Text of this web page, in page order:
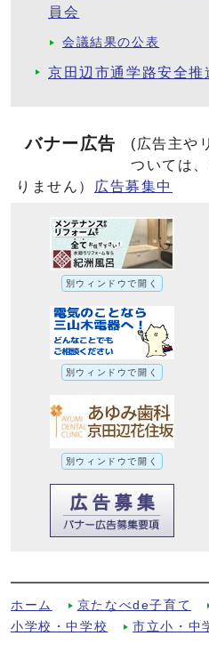
員会
会議結果の公表
京田辺市通学路安全推
バナー広告
(広告主や
ついては
りません）
広告募集中
別ウィンドウで開く
別ウィンドウで開く
別ウィンドウで開く
ホーム 京たなべde子育て
小学校・中学校
市立小・中